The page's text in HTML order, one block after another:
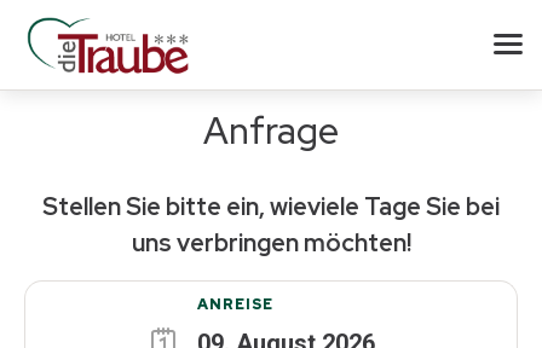
Anfrage
Stellen Sie bitte ein, wieviele Tage Sie bei
uns verbringen möchten!
ANREISE